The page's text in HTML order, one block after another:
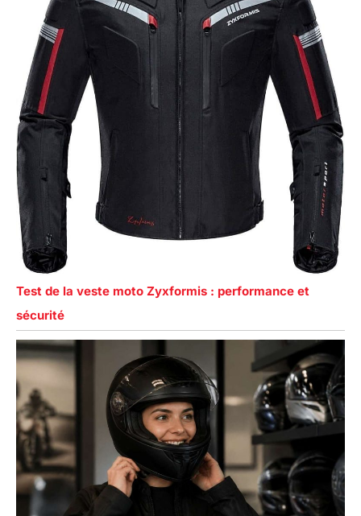
Test de la veste moto Zyxformis : performance et
sécurité